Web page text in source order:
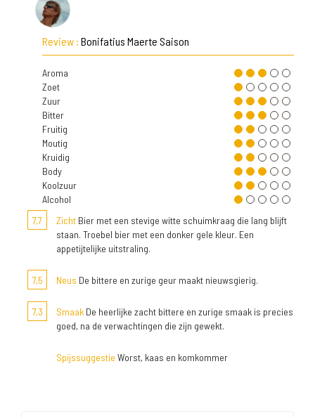
Review : Bonifatius Maerte Saison
Aroma
Zoet
Zuur
Bitter
Fruitig
Moutig
Kruidig
Body
Koolzuur
Alcohol
7,7
Zicht Bier met een stevige witte schuimkraag die lang blijft
staan. Troebel bier met een donker gele kleur. Een
appetijtelijke uitstraling.
7,5 Neus De bittere en zurige geur maakt nieuwsgierig.
7,3 Smaak De heerlijke zacht bittere en zurige smaak is precies
goed, na de verwachtingen die zijn gewekt.
Spijssuggestie Worst, kaas en komkommer